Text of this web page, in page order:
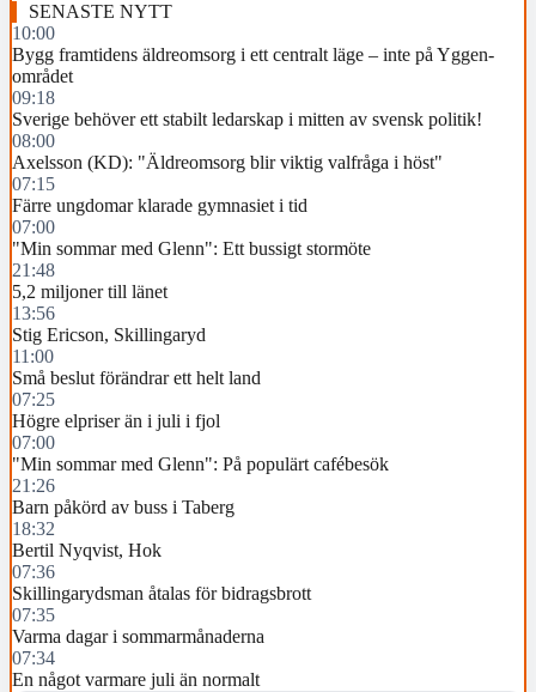
SENASTE NYTT
10:00
Bygg framtidens äldreomsorg i ett centralt läge – inte på Yggen-
området
09:18
Sverige behöver ett stabilt ledarskap i mitten av svensk politik!
08:00
Axelsson (KD): "Äldreomsorg blir viktig valfråga i höst"
07:15
Färre ungdomar klarade gymnasiet i tid
07:00
"Min sommar med Glenn": Ett bussigt stormöte
21:48
5,2 miljoner till länet
13:56
Stig Ericson, Skillingaryd
11:00
Små beslut förändrar ett helt land
07:25
Högre elpriser än i juli i fjol
07:00
"Min sommar med Glenn": På populärt cafébesök
21:26
Barn påkörd av buss i Taberg
18:32
Bertil Nyqvist, Hok
07:36
Skillingarydsman åtalas för bidragsbrott
07:35
Varma dagar i sommarmånaderna
07:34
En något varmare juli än normalt